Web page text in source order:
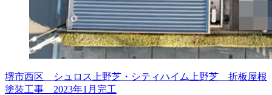
堺市西区 シュロス上野芝・シティハイム上野芝 折板屋根
塗装工事 2023年1月完工